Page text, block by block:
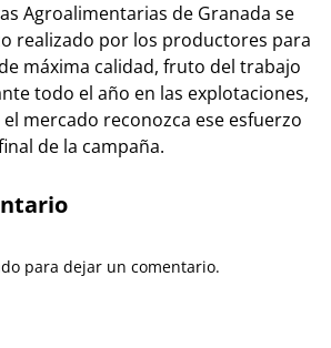
Agroalimentarias de Granada se
realizado por los productores para
máxima calidad, fruto del trabajo
todo el año en las explotaciones,
mercado reconozca ese esfuerzo
de la campaña.
para dejar un comentario.